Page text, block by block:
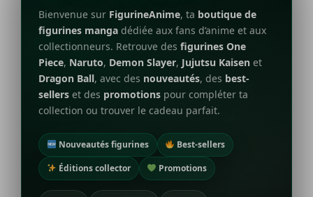
Bienvenue sur FigurineAnime, ta boutique de
figurines manga dédiée aux fans d’anime et aux
collectionneurs. Retrouve des figurines One
Piece, Naruto, Demon Slayer, Jujutsu Kaisen et
Dragon Ball, avec des nouveautés, des best-
sellers et des promotions pour compléter ta
collection ou trouver le cadeau parfait.
Nouveautés figurines
Best-sellers
Éditions collector
Promotions